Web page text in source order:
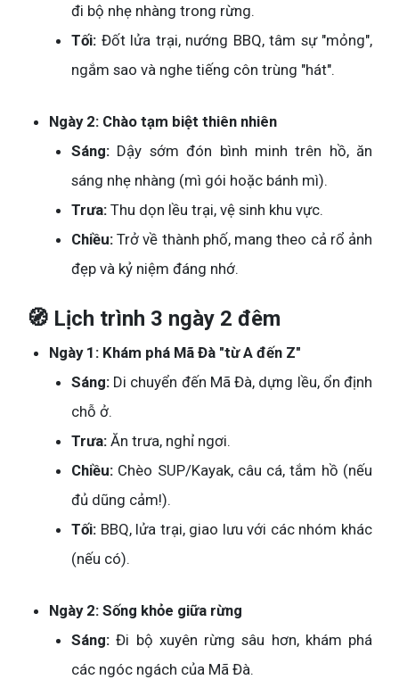
đi bộ nhẹ nhàng trong rừng.
Tối: Đốt lửa trại, nướng BBQ, tâm sự "mỏng",
ngắm sao và nghe tiếng côn trùng "hát".
Ngày 2: Chào tạm biệt thiên nhiên
Sáng: Dậy sớm đón bình minh trên hồ, ăn
sáng nhẹ nhàng (mì gói hoặc bánh mì).
Trưa: Thu dọn lều trại, vệ sinh khu vực.
Chiều: Trở về thành phố, mang theo cả rổ ảnh
đẹp và kỷ niệm đáng nhớ.
🧭 Lịch trình 3 ngày 2 đêm
Ngày 1: Khám phá Mã Đà "từ A đến Z"
Sáng: Di chuyển đến Mã Đà, dựng lều, ổn định
chỗ ở.
Trưa: Ăn trưa, nghỉ ngơi.
Chiều: Chèo SUP/Kayak, câu cá, tắm hồ (nếu
đủ dũng cảm!).
Tối: BBQ, lửa trại, giao lưu với các nhóm khác
(nếu có).
Ngày 2: Sống khỏe giữa rừng
Sáng: Đi bộ xuyên rừng sâu hơn, khám phá
các ngóc ngách của Mã Đà.